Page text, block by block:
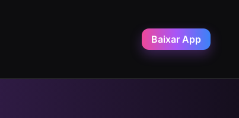
Baixar App